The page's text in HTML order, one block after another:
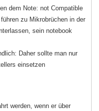
dem Note: not Compatible
zu Mikrobrüchen in der
sein notebook
Daher sollte man nur
einsetzen
werden, wenn er über